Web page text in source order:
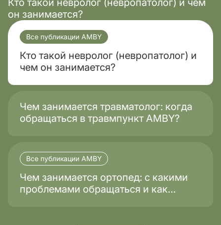
Кто такой невролог (невропатолог) и чем
он занимается?
Все публикации AMBY
Кто такой невролог (невропатолог) и
чем он занимается?
Чем занимается травматолог: когда
обращаться в травмпункт AMBY?
Все публикации AMBY
Чем занимается ортопед: с какими
проблемами обращаться и как